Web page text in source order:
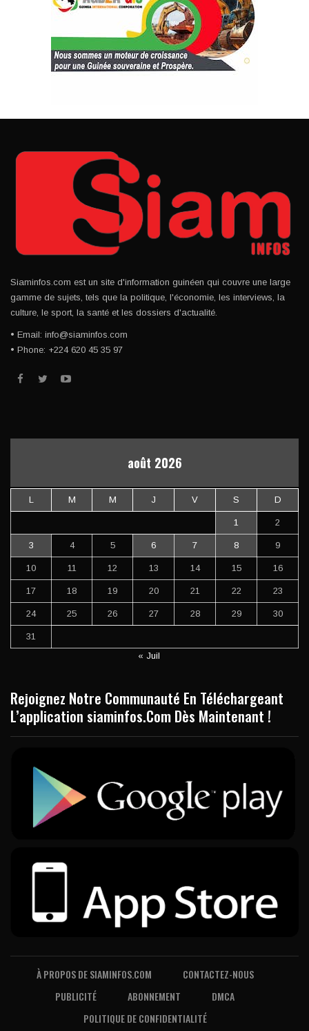
Siaminfos.com est un site d'information guinéen qui couvre une large
gamme de sujets, tels que la politique, l'économie, les interviews, la
culture, le sport, la santé et les dossiers d'actualité.
• Email: info@siaminfos.com
• Phone: +224 620 45 35 97
août 2026
L M M J V S D
1 2
3 4 5 6 7 8 9
10 11 12 13 14 15 16
17 18 19 20 21 22 23
24 25 26 27 28 29 30
31
« Juil
Rejoignez Notre Communauté En Téléchargeant
L’application siaminfos.Com Dès Maintenant !
À PROPOS DE SIAMINFOS.COM
CONTACTEZ-NOUS
PUBLICITÉ
ABONNEMENT
DMCA
POLITIQUE DE CONFIDENTIALITÉ